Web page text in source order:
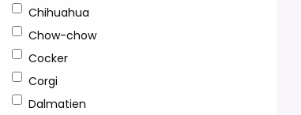
Chihuahua
Chow-chow
Cocker
Corgi
Dalmatien